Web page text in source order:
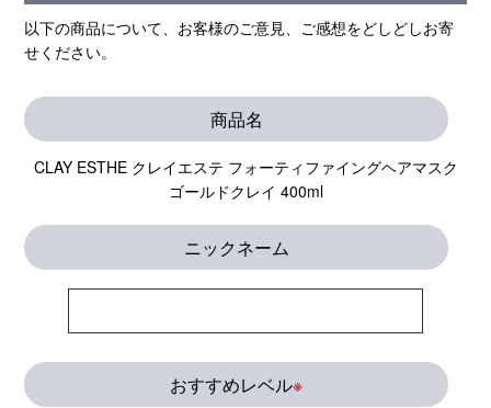
以下の商品について、お客様のご意見、ご感想をどしどしお寄
せください。
商品名
CLAY ESTHE クレイエステ フォーティファイングヘアマスク
ゴールドクレイ 400ml
ニックネーム
おすすめレベル※